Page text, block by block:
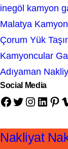
inegöl kamyon
Malatya
Çorum Yük
Kamyoncular
Adıyaman
Social Media
Facebook Twitter Instagram LinkedIn Pinterest Vimeo
Nakliyat